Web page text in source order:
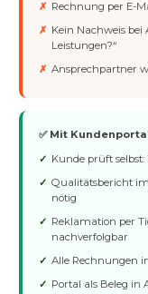
Rechnung per E-
Kein Nachweis
Leistungen?“
Ansprechpartner
✅ Mit
Kunde prüft
Qualitätsbericht
nötig
Reklamation per
nachverfolgbar
Alle Rechnungen
Portal als Beleg in